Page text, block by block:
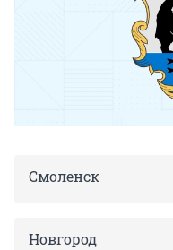
Смоленск
Новгород